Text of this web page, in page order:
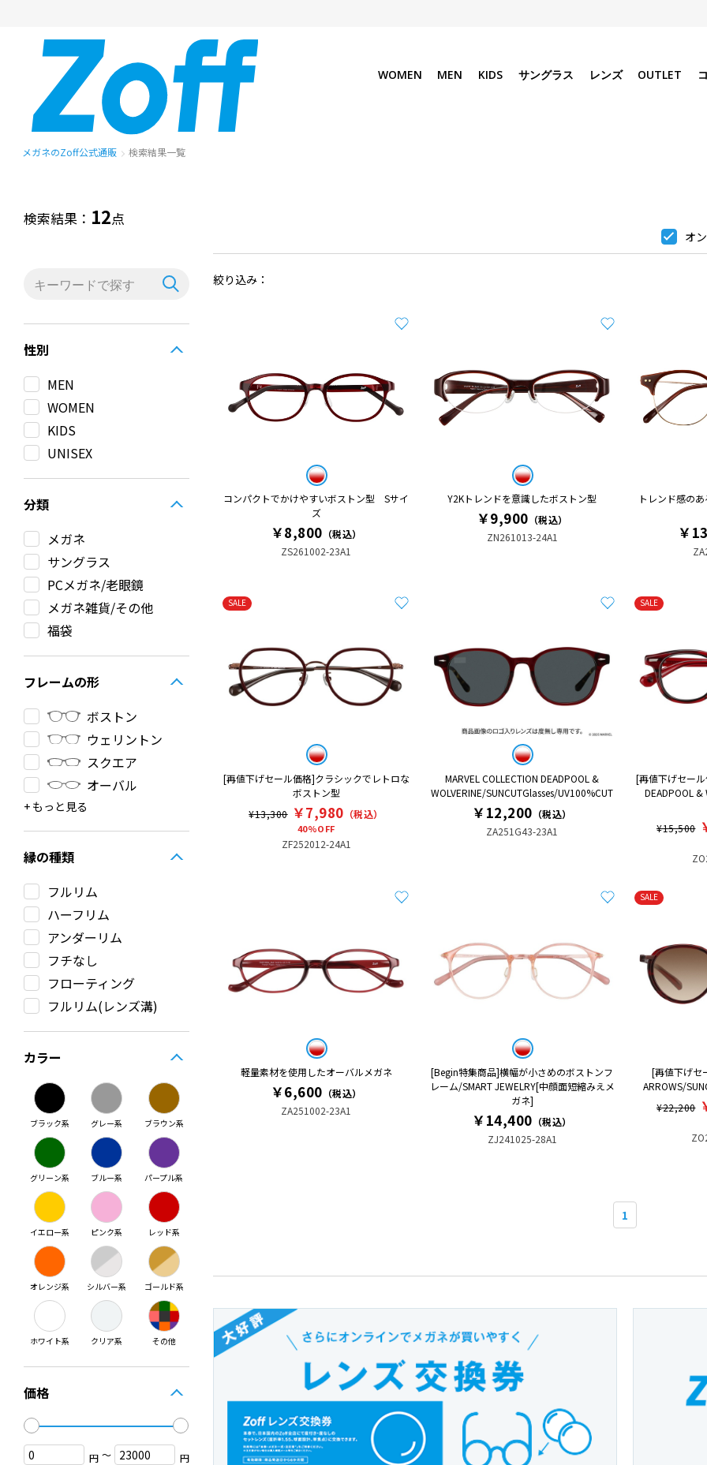
WOMEN MEN KIDS サングラス レンズ OUTLET
メガネのZoff公式通販 検索結果一覧
検索結果： 12点
性別
MEN
WOMEN
KIDS
UNISEX
分類
メガネ
サングラス
PCメガネ/老眼鏡
メガネ雑貨/その他
福袋
フレームの形
ボストン
ウェリントン
スクエア
オーバル
その他
縁の種類
フルリム
ハーフリム
アンダーリム
フチなし
フローティング
フルリム(レンズ溝)
カラー
ブラック系 グレー系 ブラウン系
グリーン系 ブルー系 パープル系
イエロー系 ピンク系 レッド系
オレンジ系 シルバー系 ゴールド系
ホワイト系 クリア系 その他
価格
円 〜 円
オ
絞り込み：
コンパクトでかけやすいボストン型 Sサイ
ズ
￥8,800 （税込）
ZS261002-23A1
Y2Kトレンドを意識したボストン型
￥9,900 （税込）
ZN261013-24A1
トレンド感の
￥
SALE
[再値下げセール価格]クラシックでレトロな
ボストン型
¥13,300 ￥7,980 （税込）
40%OFF
ZF252012-24A1
MARVEL COLLECTION DEADPOOL &
WOLVERINE/SUNCUTGlasses/UV100%CUT
￥12,200 （税込）
ZA251G43-23A1
SALE
[再値下げセール
DEADPOOL &
¥15,500
軽量素材を使用したオーバルメガネ
￥6,600 （税込）
ZA251002-23A1
[Begin特集商品]横幅が小さめのボストンフ
レーム/SMART JEWELRY[中顔面短縮みえメ
ガネ]
￥14,400 （税込）
ZJ241025-28A1
SALE
[再値下げセ
ARROWS/
¥22,200
1